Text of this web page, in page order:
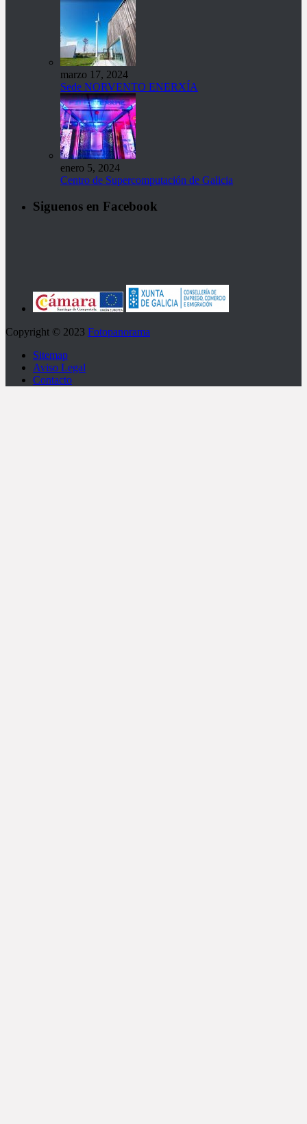
marzo 17, 2024
Sede NORVENTO ENERXÍA
enero 5, 2024
Centro de Supercomputación de Galicia
Siguenos en Facebook
Copyright © 2023 Fotopanorama
Sitemap
Aviso Legal
Contacto